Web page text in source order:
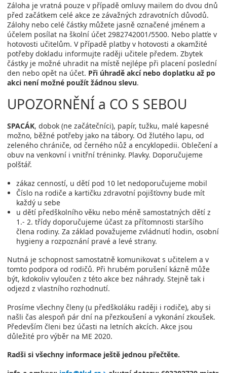
Záloha je vratná pouze v případě omluvy mailem do dvou dnů
před začátkem celé akce ze závažných zdravotních důvodů.
Zálohy nebo celé částky můžete jasně označené jménem a
účelem posílat na školní účet 2982742001/5500. Nebo platťe v
hotovosti učitelům. V případě platby v hotovosti a okamžité
potřeby dokladu informujte raději učitele předem. Zbytek
částky je možné uhradit na místě nejlépe při placení poslední
den nebo opět na účet. Při úhradě akcí nebo doplatku až po
akci není možné použít žádnou slevu.
UPOZORNĚNÍ a CO S SEBOU
SPACÁK, dobok (ne začátečníci), papír, tužku, malé kapesné
možno, běžné potřeby jako na tábory. Od žlutého lapu, od
zeleného chrániče, od černého nůž a encyklopedii. Oblečení a
obuv na venkovní i vnitřní tréninky. Plavky. Doporučujeme
polštář.
zákaz cenností, u dětí pod 10 let nedoporučujeme mobil
Číslo na rodiče a kartičku zdravotní pojišťovny bude mít
každý u sebe
u dětí předškolního věku nebo méně samostatných dětí z
1.- 2. třídy doporučujeme účast za přítomnosti staršího
člena rodiny. Za základ považujeme zvládnutí hodin, osobní
hygieny a rozpoznání pravé a levé strany.
Nutná je schopnost samostatně komunikovat s učitelem a v
tomto podpora od rodičů. Při hrubém porušení kázně může
být, kdokoliv vyloučen z této akce bez náhrady. Stejně tak i
odjezd z vlastního rozhodnutí.
Prosíme všechny členy (u předškoláku raději i rodiče), aby si
našli čas alespoň pár dní na přezkoušení a vykonání zkoušek.
Především členi bez účasti na letních akcích. Akce jsou
důležité pro výběr na ME 2020.
Radši si všechny informace ještě jednou přečtěte.